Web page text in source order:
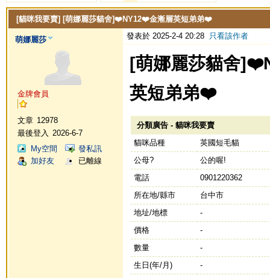
[貓咪我要賣] [萌娜麗莎貓舍]❤️NY12❤️金漸層英短弟弟❤️
萌娜麗莎
金牌會員
文章 12978
最後登入
2026-6-7
My空間
發私訊
加好友
已離線
發表於 2025-2-4 20:28 只看該作者
[萌娜麗莎貓舍
英短弟弟❤️
分類廣告 - 貓咪我要賣
貓咪品種
英國短毛貓
公母?
公的喔!
電話
0901220362
所在地/縣市
台中市
地址/地標
-
價格
-
數量
-
生日(年/月)
-